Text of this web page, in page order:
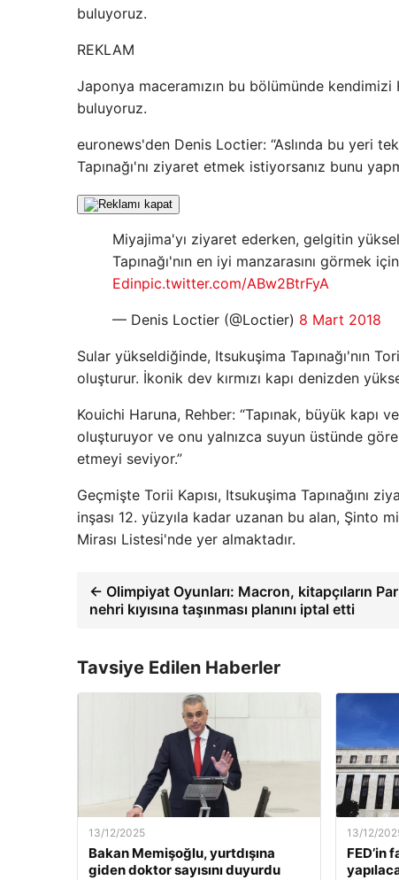
buluyoruz.
REKLAM
Japonya maceramızın bu bölümünde
buluyoruz.
euronews'den Denis Loctier: “Aslında bu yeri
Tapınağı'nı ziyaret etmek istiyorsanız bunu
Miyajima'yı ziyaret ederken, gelgitin
Tapınağı'nın en iyi manzarasını görmek
Edinpic.twitter.com/ABw2BtrFyA
— Denis Loctier (@Loctier) 8 Mart 2018
Sular yükseldiğinde, Itsukuşima Tapınağı'nın
oluşturur. İkonik dev kırmızı kapı denizden
Kouichi Haruna, Rehber: “Tapınak, büyük kapı
oluşturuyor ve onu yalnızca suyun üstünde
etmeyi seviyor.”
Geçmişte Torii Kapısı, Itsukuşima Tapınağını
inşası 12. yüzyıla kadar uzanan bu alan, Şinto
Mirası Listesi'nde yer almaktadır.
← Olimpiyat Oyunları: Macron, kitapçıların
nehri kıyısına taşınması planını iptal etti
Tavsiye Edilen Haberler
13/12/2025
Bakan Memişoğlu, yurtdışına
giden doktor sayısını duyurdu
13/12/
FED’in